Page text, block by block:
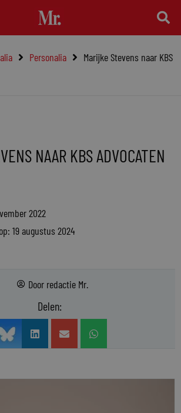
Personalia
Marijke Stevens naar KBS
NAAR KBS ADVOCATEN
2022
19 augustus 2024
Door redactie Mr.
Delen: